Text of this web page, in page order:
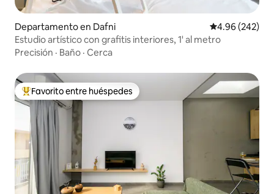
Departamento en Dafni Calificación
4.96 (242)
Estudio artístico con grafitis interiores, 1' al metro
Precisión · Baño · Cerca
De los mejores en Favorito entre huéspedes
Favorito entre huéspedes